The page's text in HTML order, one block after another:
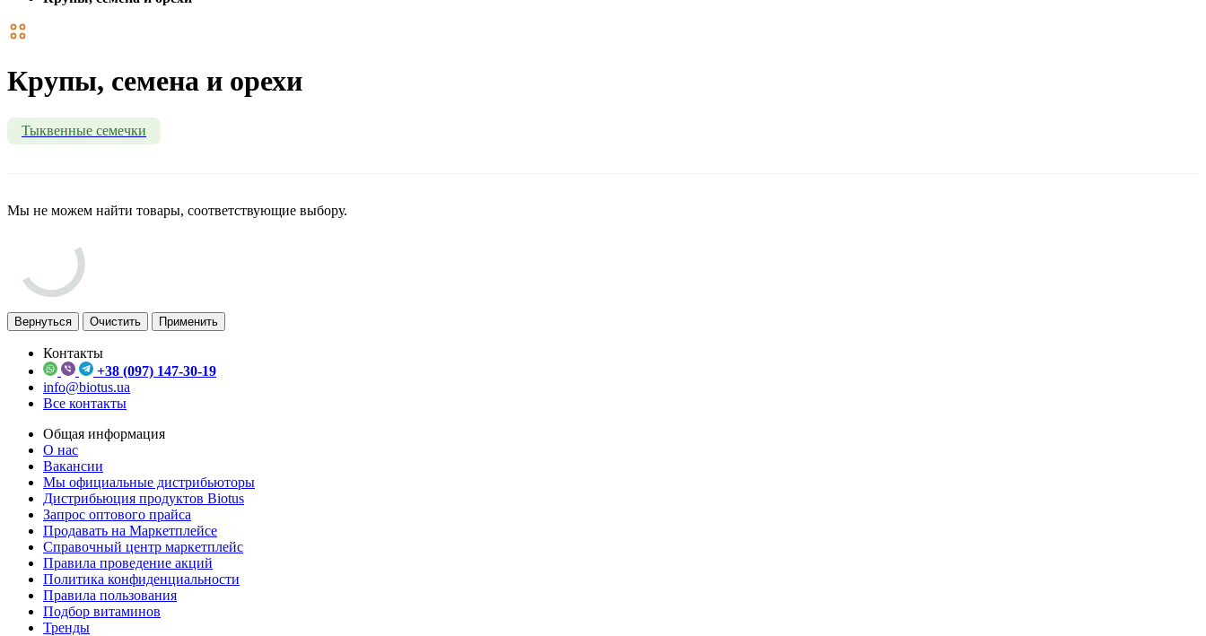
Крупы, семена и орехи
Тыквенные семечки
Мы не можем найти товары, соответствующие выбору.
Вернуться Очистить Применить
Контакты
+38 (097) 147-30-19
info@biotus.ua
Все контакты
Общая информация
О нас
Вакансии
Мы официальные дистрибьюторы
Дистрибьюция продуктов Biotus
Запрос оптового прайса
Продавать на Маркетплейсе
Справочный центр маркетплейс
Правила проведение акций
Политика конфиденциальности
Правила пользования
Подбор витаминов
Тренды